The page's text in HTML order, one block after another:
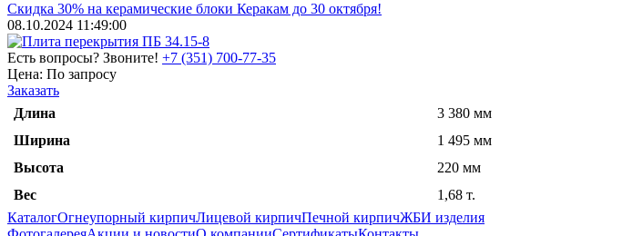
Скидка 30% на керамические блоки Керакам до 30 октября!
08.10.2024 11:49:00
Есть вопросы? Звоните! +7 (351) 700-77-35
Цена: По запросу
Заказать
Длина
3 380 мм
Ширина
1 495 мм
Высота
220 мм
Вес
1,68 т.
КаталогОгнеупорный кирпичЛицевой кирпичПечной кирпичЖБИ изделия